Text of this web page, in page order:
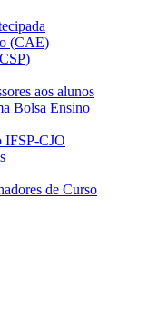
(CAE)
aos alunos
Bolsa Ensino
IFSP-CJO
de Curso